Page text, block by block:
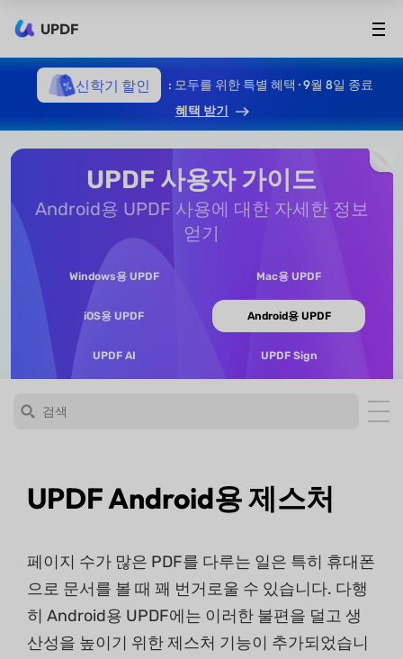
UPDF
신학기 할인
: 모두를 위한 특별 혜택 · 9월 8일 종료
혜택 받기
UPDF 사용자 가이드
Android용 UPDF 사용에 대한 자세한 정보
얻기
Windows용 UPDF Mac용 UPDF
iOS용 UPDF Android용 UPDF
UPDF AI UPDF Sign
UPDF Android용 제스처
페이지 수가 많은 PDF를 다루는 일은 특히 휴대폰
으로 문서를 볼 때 꽤 번거로울 수 있습니다. 다행
히 Android용 UPDF에는 이러한 불편을 덜고 생
산성을 높이기 위한 제스처 기능이 추가되었습니